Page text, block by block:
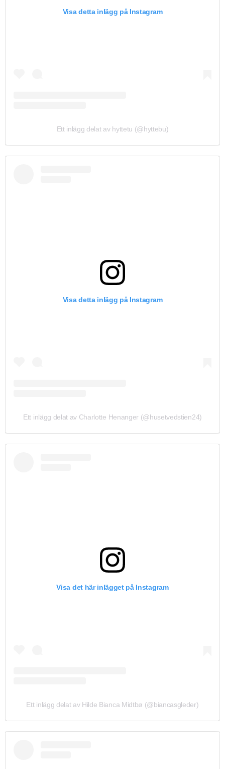
Visa detta inlägg på Instagram
Ett inlägg delat av hyttetu (@hyttebu)
Visa detta inlägg på Instagram
Ett inlägg delat av Charlotte Henanger (@husetvedstien24)
Visa det här inlägget på Instagram
Ett inlägg delat av Hilde Bianca Midtbø (@biancasgleder)